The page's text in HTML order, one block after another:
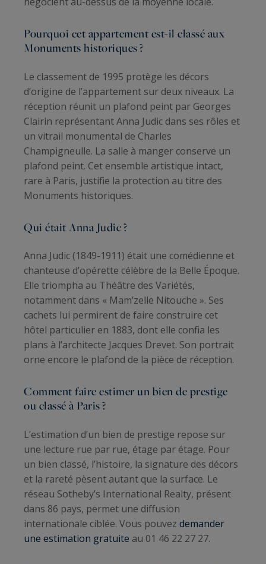
Pourquoi cet appartement est-il classé aux
Monuments historiques ?
Le classement de 1995 protège les décors
d’origine de l’appartement sur deux niveaux. La
réception réunit un plafond peint par Georges
Clairin représentant Anna Judic dans ses rôles et
un vitrail monumental de Charles
Champigneulle. La salle à manger conserve un
plafond peint. Cet ensemble artistique intact,
rare à Paris, justifie la protection au titre des
Monuments historiques.
Qui était Anna Judic ?
Anna Judic (1849-1911) était une comédienne et
chanteuse d’opérette célèbre de la Belle Époque.
Elle triompha au Théâtre des Variétés,
notamment dans « Mam’zelle Nitouche ». Ses
cachets lui permirent de faire construire cet
hôtel particulier en 1883, dont elle confia les
plans à l’architecte Jacques Drevet. Son portrait
orne encore le plafond de la pièce de réception.
Comment faire estimer un bien de prestige
ou classé à Paris ?
L’estimation d’un bien de prestige repose sur
une lecture rue par rue, étage par étage. Pour
un bien classé, l’histoire, la signature des décors
et la rareté pèsent autant que la surface. Le
réseau Sotheby’s International Realty, présent
dans 86 pays, permet une diffusion
internationale ciblée. Vous pouvez demander
une estimation gratuite au 01 46 22 27 27.